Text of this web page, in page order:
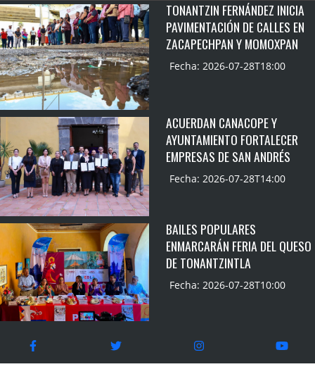
TONANTZIN FERNÁNDEZ INICIA
PAVIMENTACIÓN DE CALLES EN
ZACAPECHPAN Y MOMOXPAN
Fecha: 2026-07-28T18:00
ACUERDAN CANACOPE Y
AYUNTAMIENTO FORTALECER
EMPRESAS DE SAN ANDRÉS
Fecha: 2026-07-28T14:00
BAILES POPULARES
ENMARCARÁN FERIA DEL QUESO
DE TONANTZINTLA
Fecha: 2026-07-28T10:00